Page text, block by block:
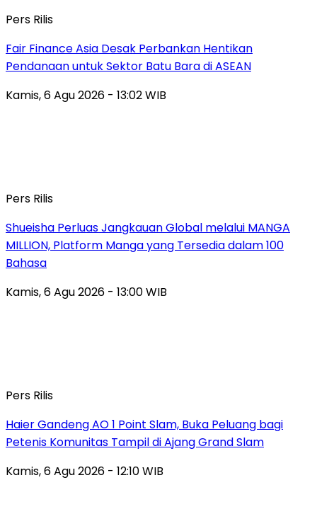
Pers Rilis
Fair Finance Asia Desak Perbankan Hentikan
Pendanaan untuk Sektor Batu Bara di ASEAN
Kamis, 6 Agu 2026 - 13:02 WIB
Pers Rilis
Shueisha Perluas Jangkauan Global melalui MANGA
MILLION, Platform Manga yang Tersedia dalam 100
Bahasa
Kamis, 6 Agu 2026 - 13:00 WIB
Pers Rilis
Haier Gandeng AO 1 Point Slam, Buka Peluang bagi
Petenis Komunitas Tampil di Ajang Grand Slam
Kamis, 6 Agu 2026 - 12:10 WIB